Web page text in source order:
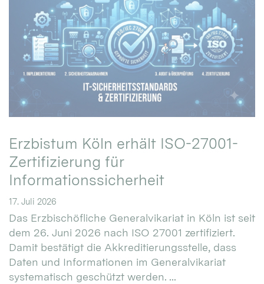
Erzbistum Köln erhält ISO-27001-
Zertifizierung für
Informationssicherheit
17. Juli 2026
Das Erzbischöfliche Generalvikariat in Köln ist seit
dem 26. Juni 2026 nach ISO 27001 zertifiziert.
Damit bestätigt die Akkreditierungsstelle, dass
Daten und Informationen im Generalvikariat
systematisch geschützt werden. ...